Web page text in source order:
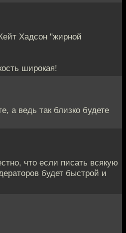
Хадсон "жирной
широкая!
а ведь так близко будете
что если писать всякую
будет быстрой и